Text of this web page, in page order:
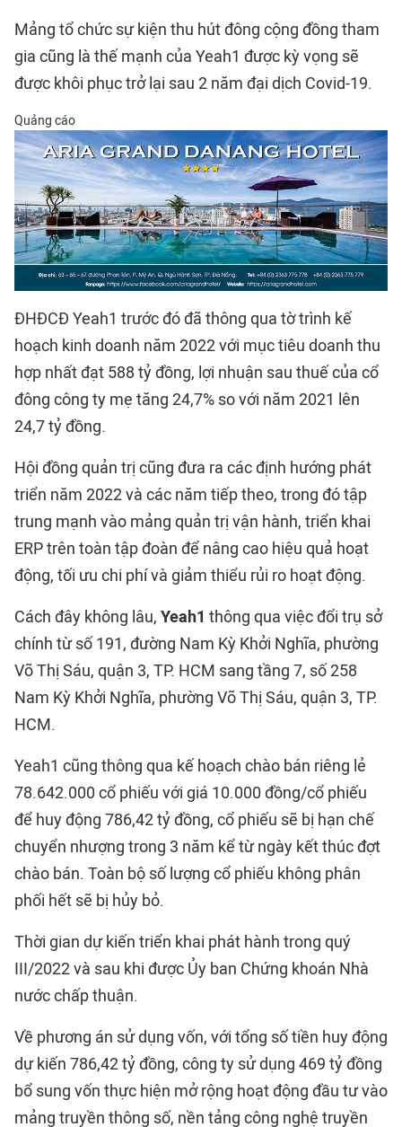
Mảng tổ chức sự kiện thu hút đông cộng đồng tham
gia cũng là thế mạnh của Yeah1 được kỳ vọng sẽ
được khôi phục trở lại sau 2 năm đại dịch Covid-19.
Quảng cáo
ĐHĐCĐ Yeah1 trước đó đã thông qua tờ trình kế
hoạch kinh doanh năm 2022 với mục tiêu doanh thu
hợp nhất đạt 588 tỷ đồng, lợi nhuận sau thuế của cổ
đông công ty mẹ tăng 24,7% so với năm 2021 lên
24,7 tỷ đồng.
Hội đồng quản trị cũng đưa ra các định hướng phát
triển năm 2022 và các năm tiếp theo, trong đó tập
trung mạnh vào mảng quản trị vận hành, triển khai
ERP trên toàn tập đoàn để nâng cao hiệu quả hoạt
động, tối ưu chi phí và giảm thiểu rủi ro hoạt động.
Cách đây không lâu, Yeah1 thông qua việc đổi trụ sở
chính từ số 191, đường Nam Kỳ Khởi Nghĩa, phường
Võ Thị Sáu, quận 3, TP. HCM sang tầng 7, số 258
Nam Kỳ Khởi Nghĩa, phường Võ Thị Sáu, quận 3, TP.
HCM.
Yeah1 cũng thông qua kế hoạch chào bán riêng lẻ
78.642.000 cổ phiếu với giá 10.000 đồng/cổ phiếu
để huy động 786,42 tỷ đồng, cổ phiếu sẽ bị hạn chế
chuyển nhượng trong 3 năm kể từ ngày kết thúc đợt
chào bán. Toàn bộ số lượng cổ phiếu không phân
phối hết sẽ bị hủy bỏ.
Thời gian dự kiến triển khai phát hành trong quý
III/2022 và sau khi được Ủy ban Chứng khoán Nhà
nước chấp thuận.
Về phương án sử dụng vốn, với tổng số tiền huy động
dự kiến 786,42 tỷ đồng, công ty sử dụng 469 tỷ đồng
bổ sung vốn thực hiện mở rộng hoạt động đầu tư vào
mảng truyền thông số, nền tảng công nghệ truyền